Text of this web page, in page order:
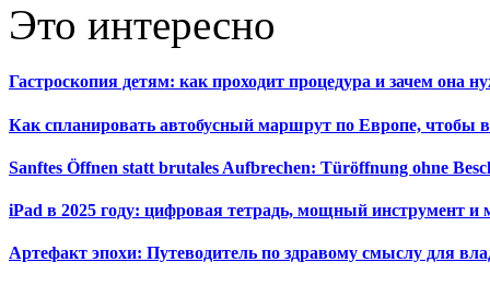
Это интересно
Гастроскопия детям: как проходит процедура и зачем она
Как спланировать автобусный маршрут по Европе, чтобы
Sanftes Öffnen statt brutales Aufbrechen: Türöffnung ohne
iPad в 2025 году: цифровая тетрадь, мощный инструмент и
Артефакт эпохи: Путеводитель по здравому смыслу для